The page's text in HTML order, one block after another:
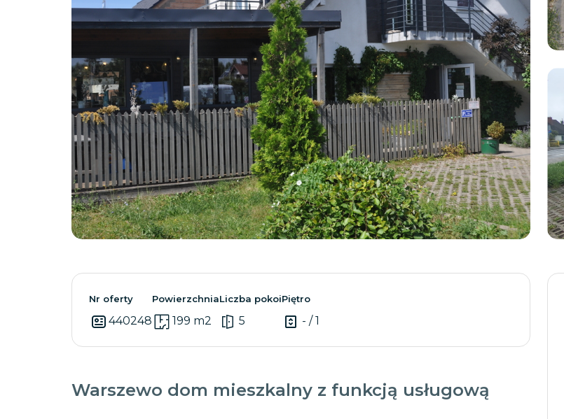
Nr oferty
440248
Powierzchnia
199 m2
Liczba pokoi
5
Piętro
- / 1
Warszewo dom mieszkalny z funkcją usługową